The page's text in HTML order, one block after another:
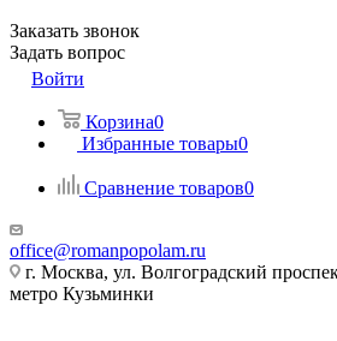
Заказать звонок
Задать вопрос
Войти
Корзина0
Избранные товары0
Сравнение товаров0
office@romanpopolam.ru
г. Москва, ул. Волгоградский
метро Кузьминки